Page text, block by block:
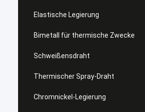
Elastische Legierung
Bimetall für thermische Zwecke
Schweißensdraht
Thermischer Spray-Draht
Chromnickel-Legierung